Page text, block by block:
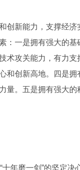
新能力，支撑经济
：一是拥有强大的
术攻关能力，有力
和创新高地。四是
。五是拥有强大的
磨一剑”的坚定决